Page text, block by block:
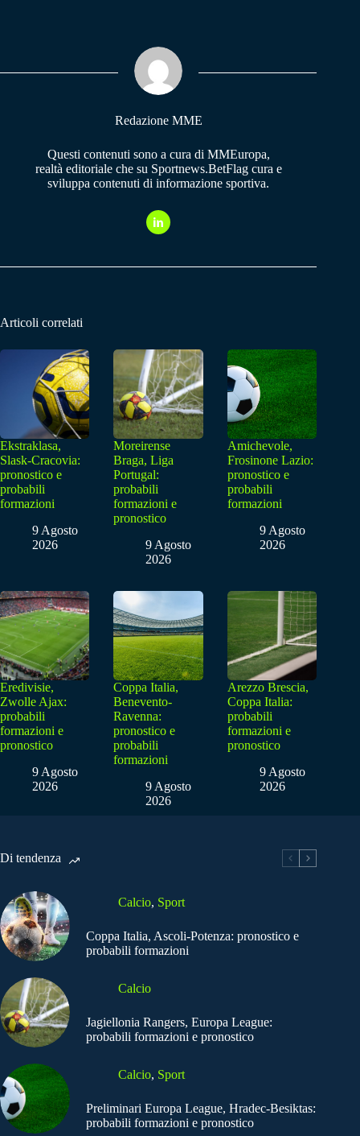
pp m
Redazione MME
Questi contenuti sono a cura di MMEuropa,
realtà editoriale che su Sportnews.BetFlag cura e
sviluppa contenuti di informazione sportiva.
Articoli correlati
Ekstraklasa,
Slask-Cracovia:
pronostico e
probabili
formazioni
9 Agosto
2026
Moreirense
Braga, Liga
Portugal:
probabili
formazioni e
pronostico
9 Agosto
2026
Amichevole,
Frosinone Lazio:
pronostico e
probabili
formazioni
9 Agosto
2026
Eredivisie,
Zwolle Ajax:
probabili
formazioni e
pronostico
9 Agosto
2026
Coppa Italia,
Benevento-
Ravenna:
pronostico e
probabili
formazioni
9 Agosto
2026
Arezzo Brescia,
Coppa Italia:
probabili
formazioni e
pronostico
9 Agosto
2026
Di tendenza
Calcio, Sport
Coppa Italia, Ascoli-Potenza: pronostico e
probabili formazioni
Calcio
Jagiellonia Rangers, Europa League:
probabili formazioni e pronostico
Calcio, Sport
Preliminari Europa League, Hradec-Besiktas:
probabili formazioni e pronostico